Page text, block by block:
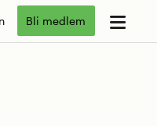
Bli medlem